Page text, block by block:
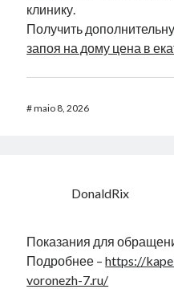
клинику.
Получить
запоя на дому цена в
#maio 8, 2026
DonaldRix
Показания для
Подробнее –https://
voronezh-7.ru/